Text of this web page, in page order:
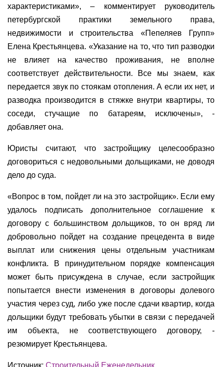
характеристиками», – комментирует руководитель
петербургской практики земельного права,
недвижимости и строительства «Пепеляев Групп»
Елена Крестьянцева. «Указание на то, что тип разводки
не влияет на качество проживания, не вполне
соответствует действительности. Все мы знаем, как
передается звук по стоякам отопления. А если их нет, и
разводка производится в стяжке внутри квартиры, то
соседи, стучащие по батареям, исключены», -
добавляет она.
Юристы считают, что застройщику целесообразно
договориться с недовольными дольщиками, не доводя
дело до суда.
«Вопрос в том, пойдет ли на это застройщик». Если ему
удалось подписать дополнительное соглашение к
договору с большинством дольщиков, то он вряд ли
добровольно пойдет на создание прецедента в виде
выплат или снижения цены отдельным участникам
конфликта. В принудительном порядке компенсация
может быть присуждена в случае, если застройщик
попытается внести изменения в договоры долевого
участия через суд, либо уже после сдачи квартир, когда
дольщики будут требовать убытки в связи с передачей
им объекта, не соответствующего договору, -
резюмирует Крестьянцева.
Источник: Строительный Еженедельник